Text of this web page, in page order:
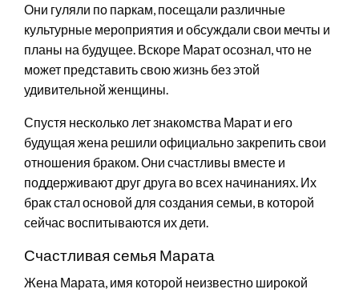
Они гуляли по паркам, посещали различные
культурные мероприятия и обсуждали свои мечты и
планы на будущее. Вскоре Марат осознал, что не
может представить свою жизнь без этой
удивительной женщины.
Спустя несколько лет знакомства Марат и его
будущая жена решили официально закрепить свои
отношения браком. Они счастливы вместе и
поддерживают друг друга во всех начинаниях. Их
брак стал основой для создания семьи, в которой
сейчас воспитываются их дети.
Счастливая семья Марата
Жена Марата, имя которой неизвестно широкой